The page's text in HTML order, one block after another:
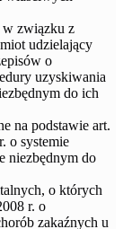
w związku z
udzielający
o
uzyskiwania
do ich
na podstawie art.
o systemie
niezbędnym do
o których
r. o
zakaźnych u